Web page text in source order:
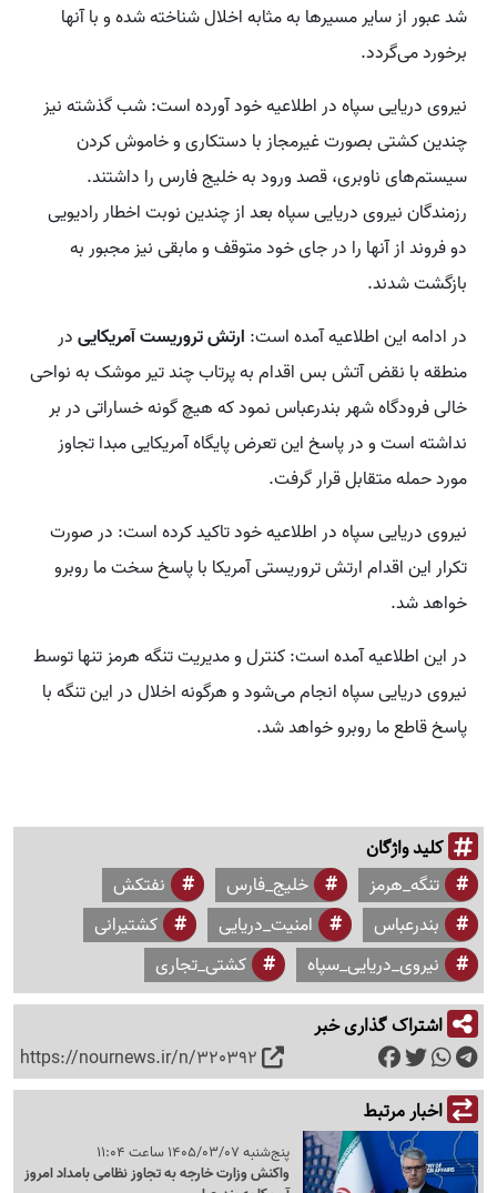
شد عبور از سایر مسیرها به مثابه اخلال شناخته شده و با آنها
برخورد می‌گردد.
نیروی دریایی سپاه در اطلاعیه خود آورده است: شب گذشته نیز
چندین کشتی بصورت غیرمجاز با دستکاری و خاموش کردن
سیستم‌های ناوبری، قصد ورود به خلیج فارس را داشتند.
رزمندگان نیروی دریایی سپاه بعد از چندین نوبت اخطار رادیویی
دو فروند از آنها را در جای خود متوقف و مابقی نیز مجبور به
بازگشت شدند.
در ادامه این اطلاعیه آمده است: ارتش تروریست آمریکاییدر
منطقه با نقض آتش بس اقدام به پرتاب چند تیر موشک به نواحی
خالی فرودگاه شهر بندرعباس نمود که هیچ گونه خساراتی در بر
نداشته است و در پاسخ این تعرض پایگاه آمریکایی مبدا تجاوز
مورد حمله متقابل قرار گرفت.
نیروی دریایی سپاه در اطلاعیه خود تاکید کرده است: در صورت
تکرار این اقدام ارتش تروریستی آمریکا با پاسخ سخت ما روبرو
خواهد شد.
در این اطلاعیه آمده است: کنترل و مدیریت تنگه هرمز تنها توسط
نیروی دریایی سپاه انجام می‌شود و هرگونه اخلال در این تنگه با
پاسخ قاطع ما روبرو خواهد شد.
کلید واژگان
تنگه_هرمز خلیج_فارس
نفتکش
بندرعباس
امنیت_دریایی
کشتیرانی
نیروی_دریایی_سپاه
کشتی_تجاری
اشتراک گذاری خبر
https://nournews.ir/n/320392
اخبار مرتبط
پنج‌شنبه 1405/03/07 ساعت 11:04
واکنش وزارت خارجه به تجاوز نظامی بامداد امروز